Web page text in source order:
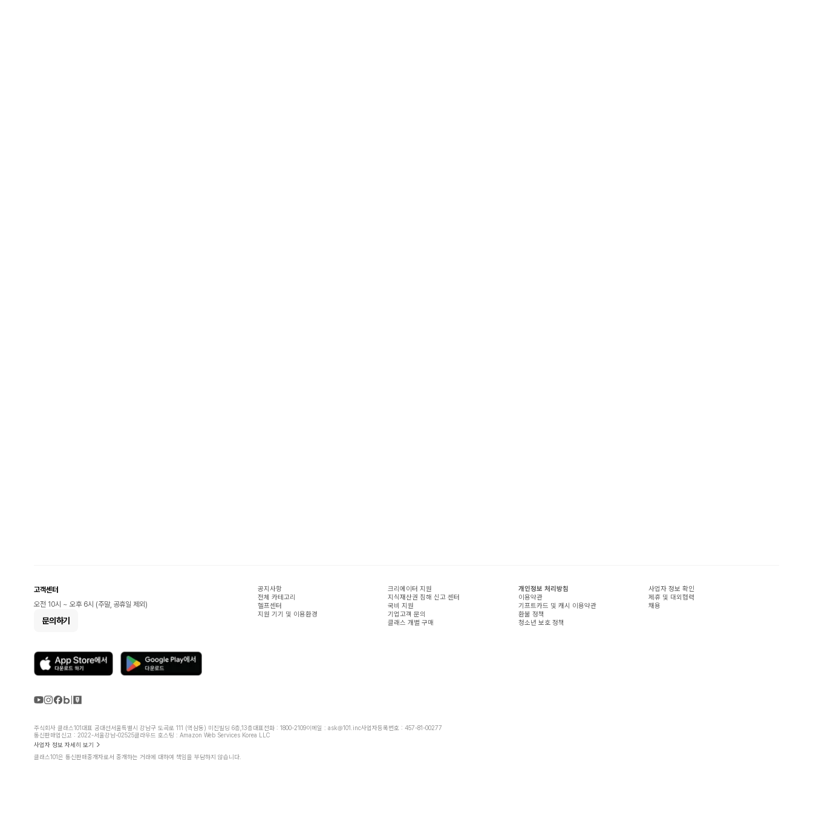
고객센터
오전 10시 ~ 오후 6시 (주말, 공휴일 제외)
문의하기
공지사항
전체 카테고리
헬프센터
지원 기기 및 이용환경
크리에이터 지원
지식재산권 침해 신고 센터
국비 지원
기업고객 문의
클래스 개별 구매
개인정보 처리방침
이용약관
기프트카드 및 캐시 이용약관
환불 정책
청소년 보호 정책
사업자 정보 확인
제휴 및 대외협력
채용
주식회사 클래스101대표 공대선서울특별시 강남구 도곡로 111 (역삼동) 미진빌딩 6층,13층대표전화 : 1800-2109이메일 : ask@101.inc사업자등록번호 : 457-81-00277
통신판매업신고 : 2022-서울강남-02525클라우드 호스팅 : Amazon Web Services Korea LLC
사업자 정보 자세히 보기
클래스101은 통신판매중개자로서 중개하는 거래에 대하여 책임을 부담하지 않습니다.